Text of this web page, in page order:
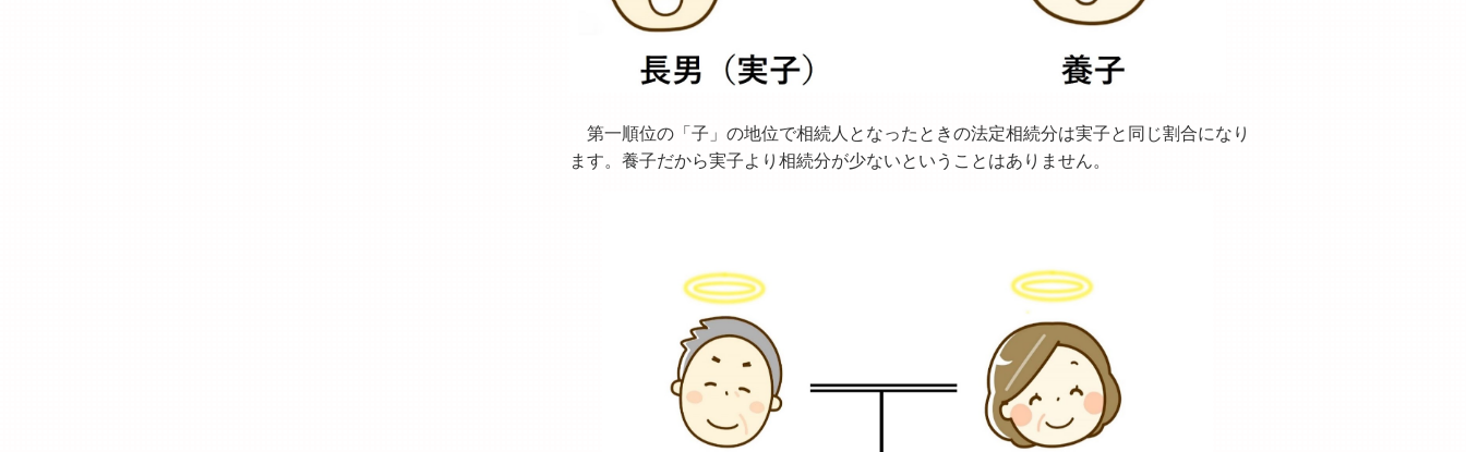
第一順位の「子」の地位で相続人となったときの法定相続分は実子と同じ割合になり
ます。養子だから実子より相続分が少ないということはありません。